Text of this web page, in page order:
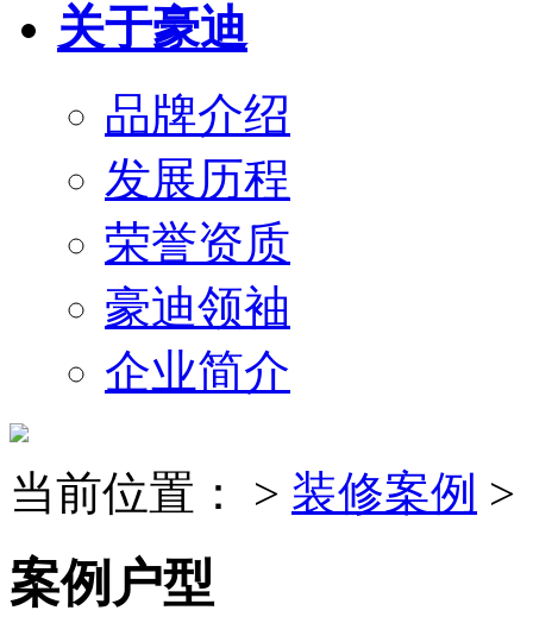
关于豪迪
品牌介绍
发展历程
荣誉资质
豪迪领袖
企业简介
当前位置： > 装修案例 >
案例户型